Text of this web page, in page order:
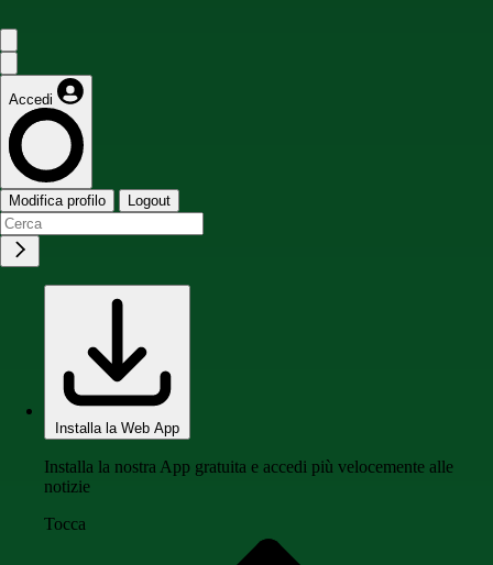
Accedi
Modifica profilo Logout
Installa la Web App
Installa la nostra App gratuita e accedi più velocemente alle
notizie
Tocca